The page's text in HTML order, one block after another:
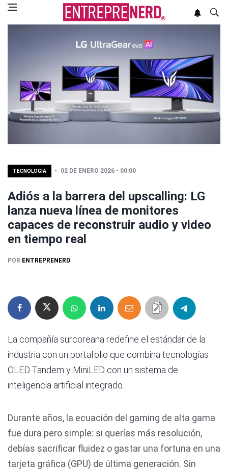
TECNOLOGÍA 02 DE ENERO 2026 - 00:00
Adiós a la barrera del upscalling: LG
lanza nueva línea de monitores
capaces de reconstruir audio y video
en tiempo real
POR ENTREPRENERD
La compañía surcoreana redefine el estándar de la
industria con un portafolio que combina tecnologías
OLED Tandem y MiniLED con un sistema de
inteligencia artificial integrado.
Durante años, la ecuación del gaming de alta gama
fue dura pero simple: si querías más resolución,
debías sacrificar fluidez o gastar una fortuna en una
tarjeta gráfica (GPU) de última generación. Sin